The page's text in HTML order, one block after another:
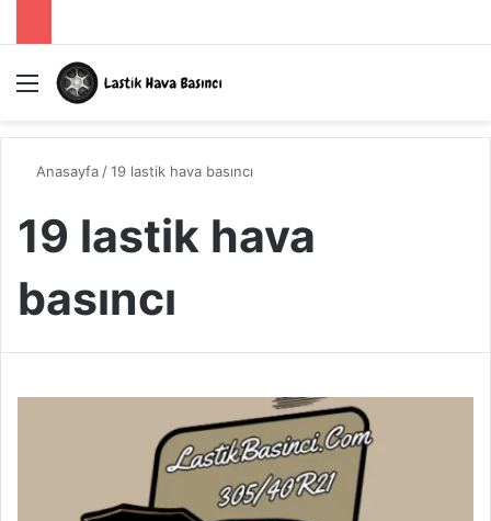
Menü
Anasayfa /19 lastik hava basıncı
19 lastik hava
basıncı